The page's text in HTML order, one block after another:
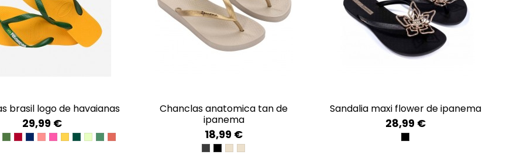
brasil logo de havaianas
29,99 €
BLACKBLUE
GREENBURDEOS
NAVY BLUE/CITRUS YELLOW
PINK PORCELAIN
ROSE GUM
POP YELLOW
VERDE OLIVA-BLANCO CO
VERDE MATCHA
VERDE AMARILLO
ROSA CORAL
chanclas anatomica tan de
ipanema
18,99 €
BLACK/BLACK
BLACK/GOLD
BEIGE/GOLD
BEIGE/COPPER
sandalia maxi flower de ipanema
28,99 €
BLACK/BLACK/GOLD